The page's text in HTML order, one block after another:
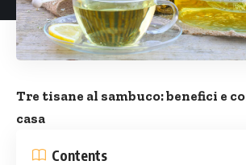
Tre tisane al sambuco: benefici e
casa
Contents